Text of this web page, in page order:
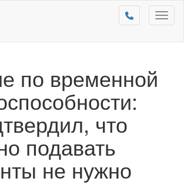
по временной
что
подавать
не нужно